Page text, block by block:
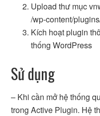
Upload thư mục
/wp-content/
Kích hoạt plugin
thống WordPress
Sử dụng
– Khi cần mở hệ thống
trong Active Plugin. Hệ